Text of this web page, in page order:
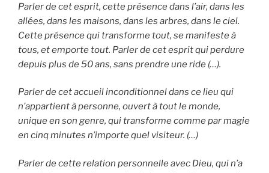
Parler de cet esprit, cette présence dans l’air, dans les
allées, dans les maisons, dans les arbres, dans le ciel.
Cette présence qui transforme tout, se manifeste à
tous, et emporte tout. Parler de cet esprit qui perdure
depuis plus de 50 ans, sans prendre une ride (…).
Parler de cet accueil inconditionnel dans ce lieu qui
n’appartient à personne, ouvert à tout le monde,
unique en son genre, qui transforme comme par magie
en cinq minutes n’importe quel visiteur. (…)
Parler de cette relation personnelle avec Dieu, qui n’a